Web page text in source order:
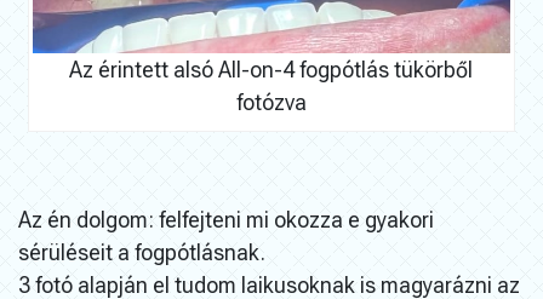
Az érintett alsó All-on-4 fogpótlás tükörből
fotózva
Az én dolgom: felfejteni mi okozza e gyakori
sérüléseit a fogpótlásnak.
3 fotó alapján el tudom laikusoknak is magyarázni az